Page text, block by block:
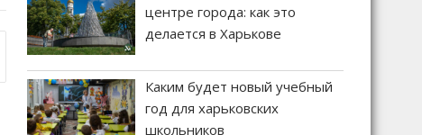
центре города: как это
делается в Харькове
Каким будет новый учебный
год для харьковских
школьников